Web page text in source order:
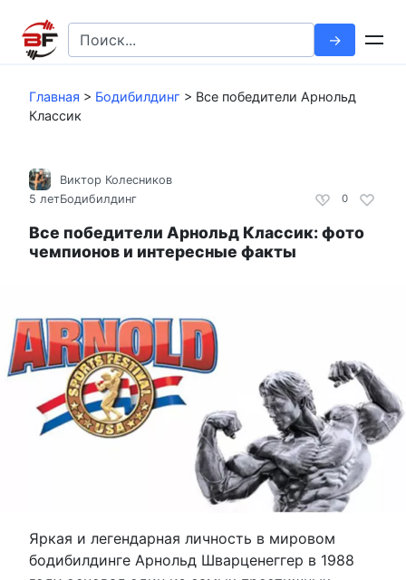
контенту
Search
for:
Главная > Бодибилдинг > Все победители Арнольд
Классик
0
Виктор Колесников
5 летБодибилдинг
Все победители Арнольд Классик: фото
чемпионов и интересные факты
Яркая и легендарная личность в мировом
бодибилдинге Арнольд Шварценеггер в 1988